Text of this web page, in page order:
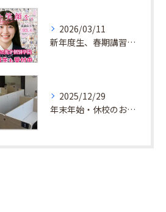
2026/03/11
新年度生、春期講習生 受付中！
2025/12/29
年末年始・休校のお知らせ